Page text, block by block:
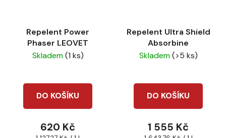
Repelent Power
Phaser LEOVET
Skladem(1 ks)
DO KOŠÍKU
620 Kč
Repelent Ultra Shield
Absorbine
Skladem(>5 ks)
DO KOŠÍKU
1 555 Kč